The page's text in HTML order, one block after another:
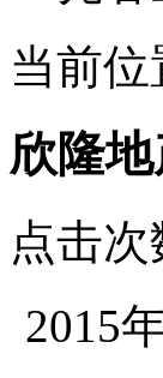
当前
欣隆
点击
2015